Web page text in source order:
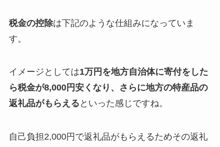
税金の控除は下記のような仕組みになっていま
す。
イメージとしては1万円を地方自治体に寄付をした
ら税金が8,000円安くなり、さらに地方の特産品の
返礼品がもらえる といった感じですね。
自己負担2,000円で返礼品がもらえるためその返礼